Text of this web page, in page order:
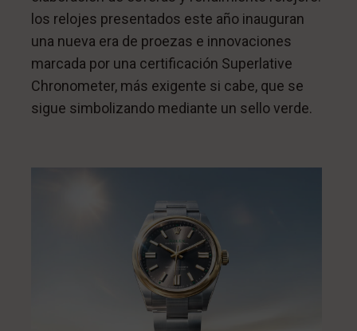
los relojes presentados este año inauguran
una nueva era de proezas e innovaciones
marcada por una certificación Superlative
Chronometer, más exigente si cabe, que se
sigue simbolizando mediante un sello verde.